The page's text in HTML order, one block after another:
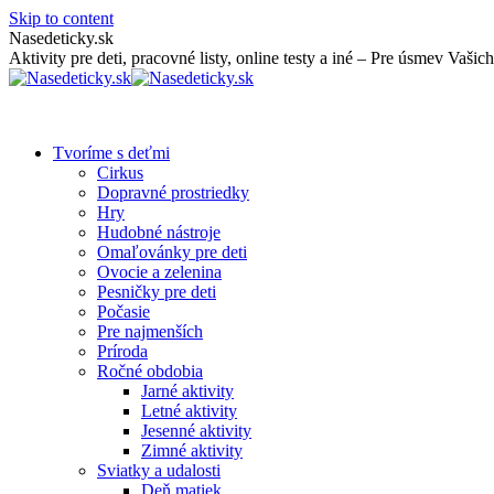
Skip to content
Nasedeticky.sk
Aktivity pre deti, pracovné listy, online testy a iné – Pre úsmev
Tvoríme s deťmi
Cirkus
Dopravné prostriedky
Hry
Hudobné nástroje
Omaľovánky pre deti
Ovocie a zelenina
Pesničky pre deti
Počasie
Pre najmenších
Príroda
Ročné obdobia
Jarné aktivity
Letné aktivity
Jesenné aktivity
Zimné aktivity
Sviatky a udalosti
Deň matiek